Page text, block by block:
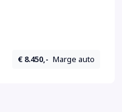
€ 8.450,- Marge auto